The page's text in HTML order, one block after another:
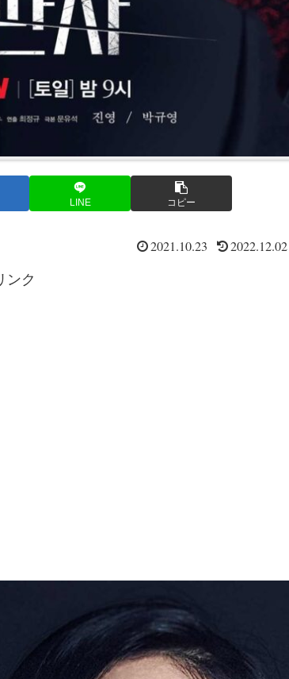
LINE コピー
2021.10.23 2022.12.02
ンク